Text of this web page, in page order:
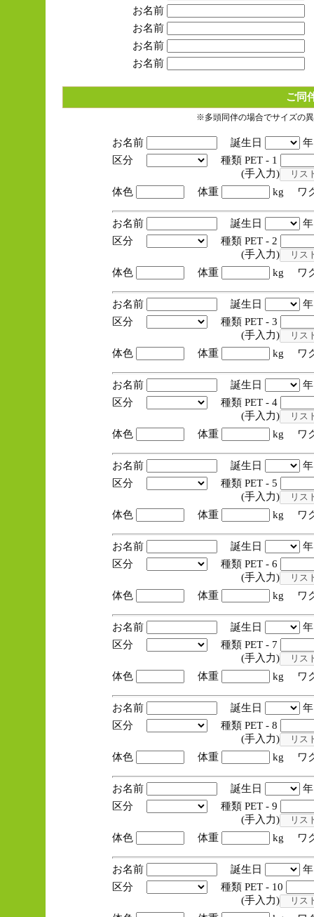
お名前
お名前
お名前
お名前
ご同
※多頭同伴の場合でサイズの
お名前 誕生日
区分
種類 PET - 1
(手入力)
体色
体重 kg ワ
お名前 誕生日
区分
種類 PET - 2
(手入力)
体色
体重 kg ワ
お名前 誕生日
区分
種類 PET - 3
(手入力)
体色
体重 kg ワ
お名前 誕生日
区分
種類 PET - 4
(手入力)
体色
体重 kg ワ
お名前 誕生日
区分
種類 PET - 5
(手入力)
体色
体重 kg ワ
お名前 誕生日
区分
種類 PET - 6
(手入力)
体色
体重 kg ワ
お名前 誕生日
区分
種類 PET - 7
(手入力)
体色
体重 kg ワ
お名前 誕生日
区分
種類 PET - 8
(手入力)
体色
体重 kg ワ
お名前 誕生日
区分
種類 PET - 9
(手入力)
体色
体重 kg ワ
お名前 誕生日
区分
種類 PET - 10
(手入力)